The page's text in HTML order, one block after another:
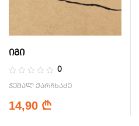
იგი
0
ჯემალ ქარჩხაძე
14,90 ₾